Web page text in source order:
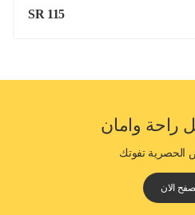
SR 115
راحة وامان
الحصرية تفوتك
الان